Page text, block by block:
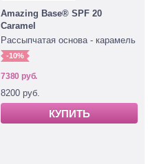
Amazing Base® SPF 20
Caramel
Рассыпчатая основа - карамель
-10%
7380 руб.
8200 руб.
КУПИТЬ